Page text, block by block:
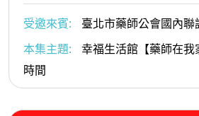
受邀來賓:
臺北市藥師公會國內聯
晉德 藥師
本集主題:
幸福生活館【藥師在
時間